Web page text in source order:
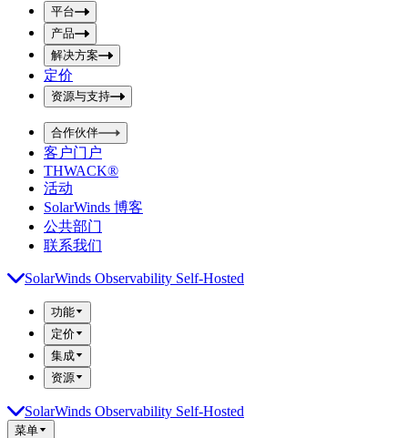
u
t
S
e
a
r
c
h
b
o
x
平台
产品
解决方案
定价
资源与支持
合作伙伴
客户门户
THWACK®
活动
SolarWinds 博客
公共部门
联系我们
SolarWinds Observability Self-Hosted
功能
定价
集成
资源
SolarWinds Observability Self-Hosted
菜单